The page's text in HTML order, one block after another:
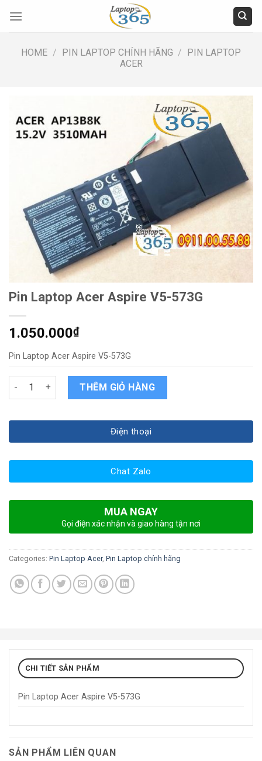
HOME / PIN LAPTOP CHÍNH HÃNG / PIN LAPTOP
ACER
Pin Laptop Acer Aspire V5-573G
1.050.000₫
Pin Laptop Acer Aspire V5-573G
Pin Laptop Acer Aspire V5-573G quantity
THÊM GIỎ HÀNG
Điện thoại
Chat Zalo
MUA NGAY
Gọi điện xác nhận và giao hàng tận nơi
Categories: Pin Laptop Acer, Pin Laptop chính hãng
CHI TIẾT SẢN PHẨM
Pin Laptop Acer Aspire V5-573G
SẢN PHẨM LIÊN QUAN